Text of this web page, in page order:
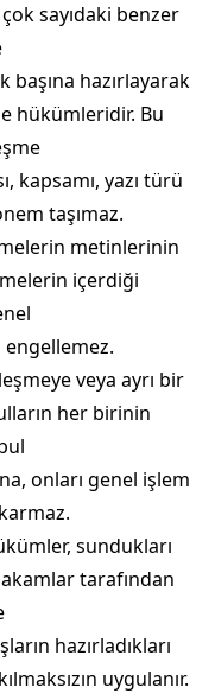
sayıdaki benzer
başına hazırlayarak
hükümleridir. Bu
kapsamı, yazı türü
taşımaz.
metinlerinin
içerdiği
engellemez.
veya ayrı bir
her birinin
onları genel işlem
sundukları
tarafından
hazırladıkları
uygulanır.